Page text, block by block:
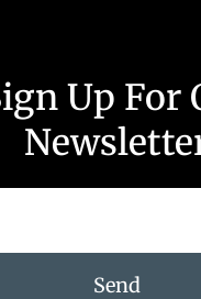
Up For
Send